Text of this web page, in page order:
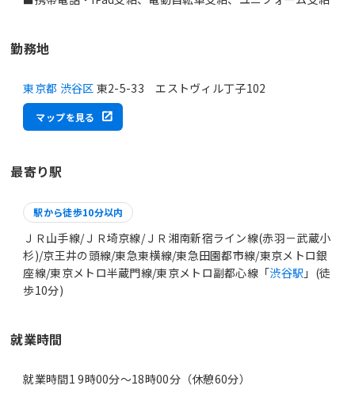
勤務地
東京都 渋谷区 東2-5-33 エストヴィル丁子102
マップを見る
最寄り駅
駅から徒歩10分以内
ＪＲ山手線/ＪＲ埼京線/ＪＲ湘南新宿ライン線(赤羽－武蔵小
杉)/京王井の頭線/東急東横線/東急田園都市線/東京メトロ銀
座線/東京メトロ半蔵門線/東京メトロ副都心線「渋谷駅 」(徒
歩10分)
就業時間
就業時間1 9時00分〜18時00分（休憩60分）